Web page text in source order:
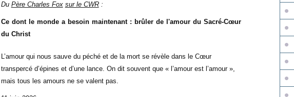
Du Père Charles Fox sur le CWR:
Ce dont le monde a besoin maintenant : brûler de l'amour du Sacré-Cœur
du Christ
L’amour qui nous sauve du péché et de la mort se révèle dans le Cœur
transpercé d’épines et d’une lance. On dit souvent que « l’amour est l’amour »,
mais tous les amours ne se valent pas.